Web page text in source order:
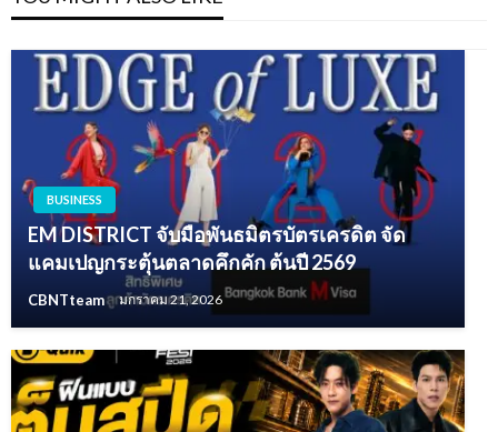
BUSINESS
EM DISTRICT จับมือพันธมิตรบัตรเครดิต จัด
แคมเปญกระตุ้นตลาดคึกคัก ต้นปี 2569
CBNTteam มกราคม 21, 2026